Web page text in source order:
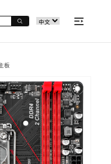
板